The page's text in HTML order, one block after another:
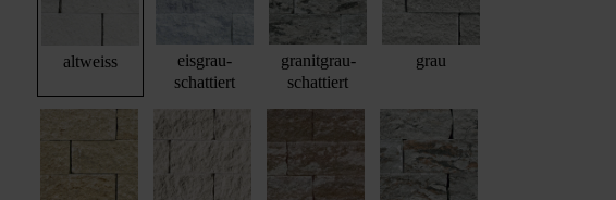
altweiss
eisgrau-
schattiert
granitgrau-
schattiert
grau